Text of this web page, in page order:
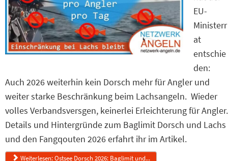
EU-
Ministerr
at
entschie
den:
Auch 2026 weiterhin kein Dorsch mehr für Angler und
weiter starke Beschränkung beim Lachsangeln. Wieder
volles Verbandsversgen, keinerlei Erleichterung für Angler.
Details und Hintergründe zum Baglimit Dorsch und Lachs
und den Fangqouten 2026 erfahrt ihr im Artikel.
Weiterlesen: Ostsee Dorsch 2026: Baglimit und...